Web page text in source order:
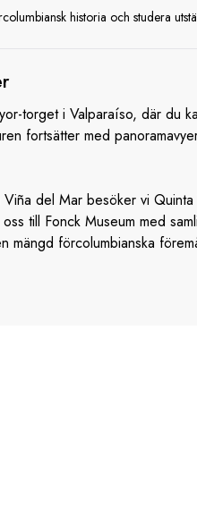
historia och studera
torget i Valparaíso, där du
fortsätter med
Viña del Mar besöker vi
till Fonck Museum med
mängd förcolumbianska